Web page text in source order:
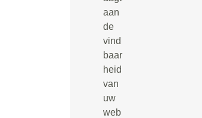
aan
de
vind
baar
heid
van
uw
web